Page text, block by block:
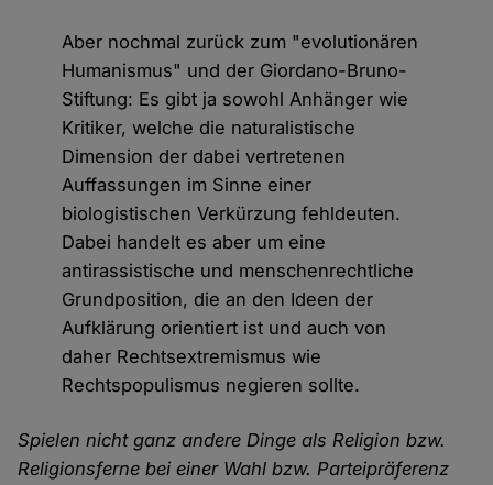
Aber nochmal zurück zum "evolutionären
Humanismus" und der Giordano-Bruno-
Stiftung: Es gibt ja sowohl Anhänger wie
Kritiker, welche die naturalistische
Dimension der dabei vertretenen
Auffassungen im Sinne einer
biologistischen Verkürzung fehldeuten.
Dabei handelt es aber um eine
antirassistische und menschenrechtliche
Grundposition, die an den Ideen der
Aufklärung orientiert ist und auch von
daher Rechtsextremismus wie
Rechtspopulismus negieren sollte.
Spielen nicht ganz andere Dinge als Religion bzw.
Religionsferne bei einer Wahl bzw. Parteipräferenz